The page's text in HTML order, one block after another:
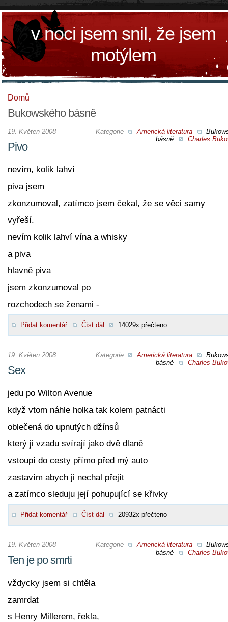
v noci jsem snil, že jsem
motýlem
Domů
Bukowského básně
Kategorie Americká literatura
básně
Charles
19. Květen 2008
Pivo
nevím, kolik lahví
piva jsem
zkonzumoval, zatímco jsem čekal, že se věci samy
vyřeší.
nevím kolik lahví vína a whisky
a piva
hlavně piva
jsem zkonzumoval po
rozchodech se ženami -
Přidat komentář Číst dál 14029x přečteno
Kategorie Americká literatura
básně
Charles
19. Květen 2008
Sex
jedu po Wilton Avenue
když vtom náhle holka tak kolem patnácti
oblečená do upnutých džínsů
který ji vzadu svírají jako dvě dlaně
vstoupí do cesty přímo před mý auto
zastavím abych ji nechal přejít
a zatímco sleduju její pohupující se křivky
Přidat komentář Číst dál 20932x přečteno
Kategorie Americká literatura
básně
Charles
19. Květen 2008
Ten je po smrti
vždycky jsem si chtěla
zamrdat
s Henry Millerem, řekla,